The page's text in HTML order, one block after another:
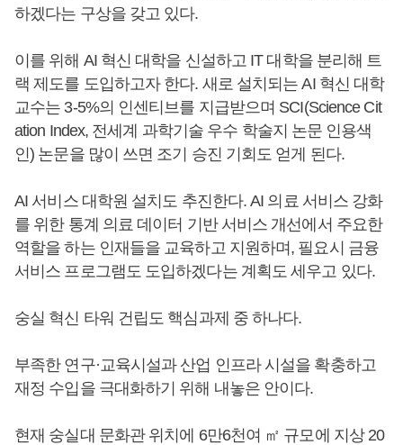
하겠다는 구상을 갖고 있다.
이를 위해 AI 혁신 대학을 신설하고 IT 대학을 분리해 트
랙 제도를 도입하고자 한다. 새로 설치되는 AI 혁신 대학
교수는 3-5%의 인센티브를 지급받으며 SCI(Science Cit
ation Index, 전세계 과학기술 우수 학술지 논문 인용색
인) 논문을 많이 쓰면 조기 승진 기회도 얻게 된다.
AI 서비스 대학원 설치도 추진한다. AI 의료 서비스 강화
를 위한 통계 의료 데이터 기반 서비스 개선에서 주요한
역할을 하는 인재들을 교육하고 지원하며, 필요시 금융
서비스 프로그램도 도입하겠다는 계획도 세우고 있다.
숭실 혁신 타워 건립도 핵심과제 중 하나다.
부족한 연구·교육시설과 산업 인프라 시설을 확충하고
재정 수입을 극대화하기 위해 내놓은 안이다.
현재 숭실대 문화관 위치에 6만6천여 ㎡ 규모에 지상 20